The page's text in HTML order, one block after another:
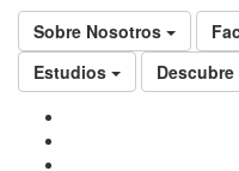
Sobre Nosotros
Estudios
Descubre